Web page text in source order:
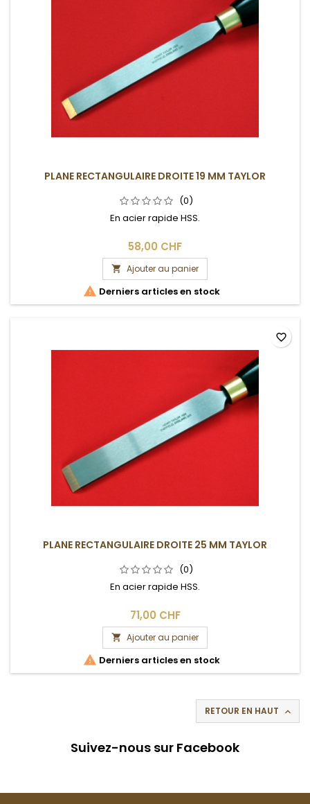
PLANE RECTANGULAIRE DROITE 19 MM TAYLOR
(0)
En acier rapide HSS.
58,00 CHF
 Ajouter au panier
 Derniers articles en stock
PLANE RECTANGULAIRE DROITE 25 MM TAYLOR
(0)
En acier rapide HSS.
71,00 CHF
 Ajouter au panier
 Derniers articles en stock
favorite_border
RETOUR EN HAUT 
Suivez-nous sur Facebook